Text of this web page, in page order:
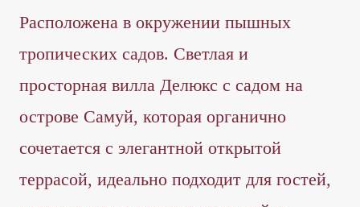
Расположена в окружении пышных
тропических садов. Светлая и
просторная вилла Делюкс с садом на
острове Самуй, которая органично
сочетается с элегантной открытой
террасой, идеально подходит для гостей,